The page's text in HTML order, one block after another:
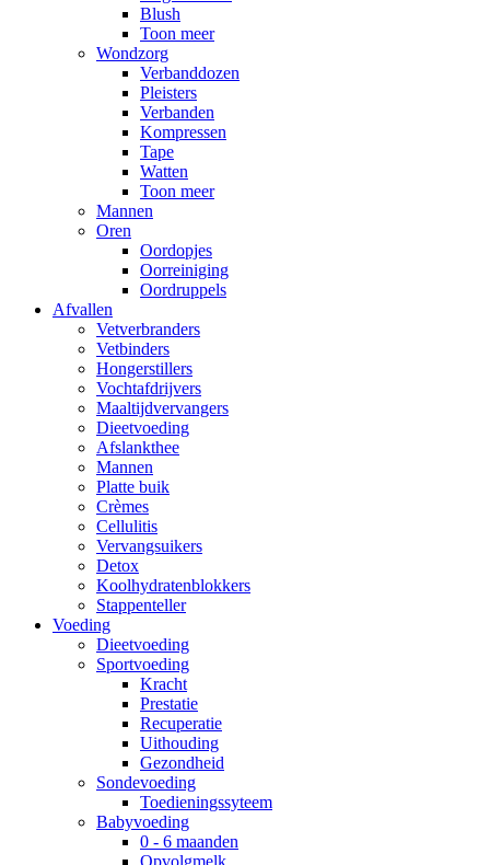
Blush
Toon meer
Wondzorg
Verbanddozen
Pleisters
Verbanden
Kompressen
Tape
Watten
Toon meer
Mannen
Oren
Oordopjes
Oorreiniging
Oordruppels
Afvallen
Vetverbranders
Vetbinders
Hongerstillers
Vochtafdrijvers
Maaltijdvervangers
Dieetvoeding
Afslankthee
Mannen
Platte buik
Crèmes
Cellulitis
Vervangsuikers
Detox
Koolhydratenblokkers
Stappenteller
Voeding
Dieetvoeding
Sportvoeding
Kracht
Prestatie
Recuperatie
Uithouding
Gezondheid
Sondevoeding
Toedieningssyteem
Babyvoeding
0 - 6 maanden
Opvolgmelk